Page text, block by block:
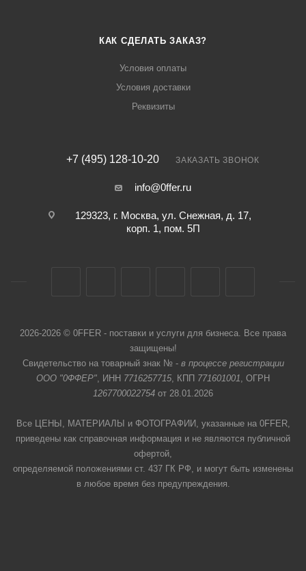
КАК СДЕЛАТЬ ЗАКАЗ?
Условия оплаты
Условия доставки
Реквизиты
+7 (495) 128-10-20 ЗАКАЗАТЬ ЗВОНОК
info@0ffer.ru
129323, г. Москва, ул. Снежная, д. 17,
корп. 1, пом. 5П
2026-2026 © 0FFER - поставки и услуги для бизнеса. Все права
защищены!
Свидетельство на товарный знак № - в процессе регистрации
ООО "0ФФЕР", ИНН 7716257715, КПП 771601001, ОГРН
1267700022754 от 28.01.2026
Все ЦЕНЫ, МАТЕРИАЛЫ и ФОТОГРАФИИ, указанные на 0FFER,
приведены как справочная информация и не являются публичной
офертой,
определяемой положениями ст. 437 ГК РФ, и могут быть изменены
в любое время без предупреждения.